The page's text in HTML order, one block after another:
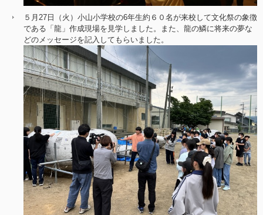
５月27日（火）小山小学校の6年生約６０名が来校して文化祭の象徴
である「龍」作成現場を見学しました。また、龍の鱗に将来の夢な
どのメッセージを記入してもらいました。